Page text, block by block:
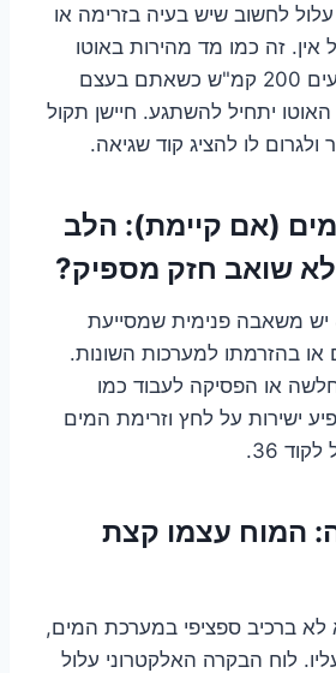
לחשוב שיש בעיה בזרימה או
זה כמו מד מהירות באוטו
שמראה שאתם נוסעים 200 קמ"ש כשאתם בעצם
יתחיל להשתגע. חיישן תקול
לו להציג קוד שגיאה.
(אם קיימת): הלב
שואב חזק מספיק?
בחלק מדגמי תמי 4 יש משאבה פנימית שמסייעת
בהזרמתו למערכות השונות.
או הפסיקה לעבוד כמו
ישירות על לחץ וזרימת המים
36.
המוח עצמו קצת
ברכיב ספציפי במערכת המים,
לוח הבקרה האלקטרוני עלול